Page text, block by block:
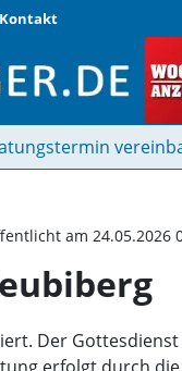
Kontakt
am 24.05.2026
Der Gottesdienst